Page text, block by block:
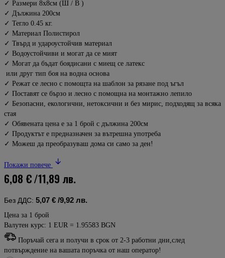
✓ Размери 8х8см (Ш / В )
✓ Дължина 200см
✓ Тегло 0.45 кг.
✓ Материал Полистирол
✓ Твърд и удароустойчив материал
✓ Водоустойчиви и могат да се мият
✓ Могат да бъдат боядисани с миещ се латекс
или друг тип боя на водна основа
✓ Режат се лесно с помощта на шаблон за рязане под ъгъл
✓ Поставят се бързо и лесно с помощна на монтажно лепило
✓ Безопасни, екологични, нетоксични и без мирис, подходящ за всяка
стая
✓ Обявената цена е за 1 брой с дължина 200см
✓ Продуктът е предназначен за вътрешна употреба
✓ Можеш да преобразуваш дома си само за ден!
Покажи повече
6,08 €/11,89 лв.
Без ДДС: 5,07 € /9,92 лв.
Цена за 1 брой
Валутен курс: 1 EUR = 1.95583 BGN
Поръчай сега и получи в срок от 2-3 работни дни,след
потвърждение на вашата поръчка от наш оператор!